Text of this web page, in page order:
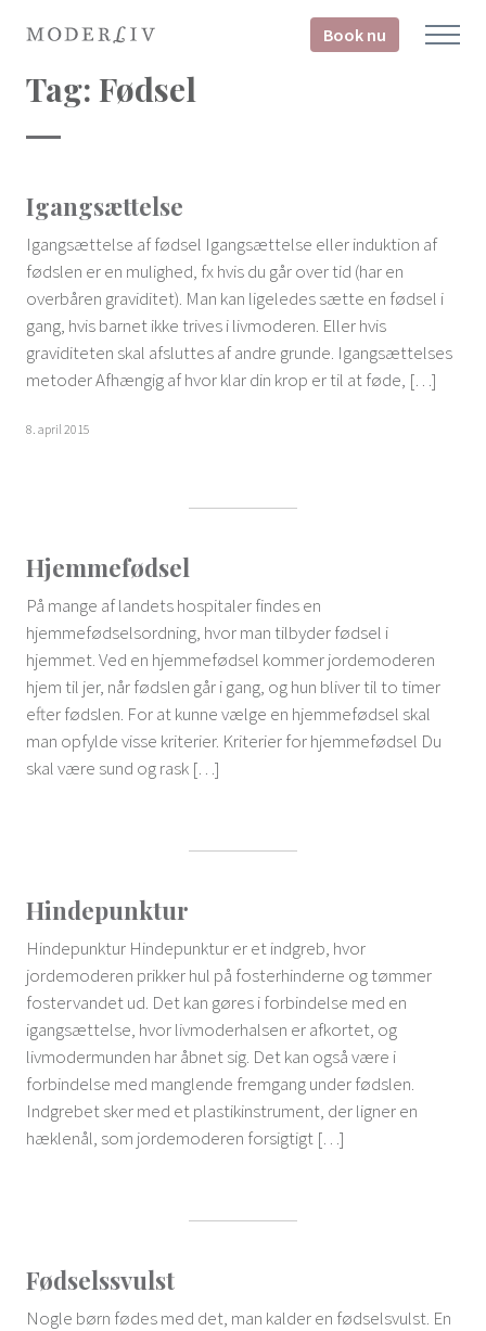
Book nu
Tag: Fødsel
Igangsættelse
Igangsættelse af fødsel Igangsættelse eller induktion af
fødslen er en mulighed, fx hvis du går over tid (har en
overbåren graviditet). Man kan ligeledes sætte en fødsel i
gang, hvis barnet ikke trives i livmoderen. Eller hvis
graviditeten skal afsluttes af andre grunde. Igangsættelses
metoder Afhængig af hvor klar din krop er til at føde, […]
8. april 2015
Hjemmefødsel
På mange af landets hospitaler findes en
hjemmefødselsordning, hvor man tilbyder fødsel i
hjemmet. Ved en hjemmefødsel kommer jordemoderen
hjem til jer, når fødslen går i gang, og hun bliver til to timer
efter fødslen. For at kunne vælge en hjemmefødsel skal
man opfylde visse kriterier. Kriterier for hjemmefødsel Du
skal være sund og rask […]
Hindepunktur
Hindepunktur Hindepunktur er et indgreb, hvor
jordemoderen prikker hul på fosterhinderne og tømmer
fostervandet ud. Det kan gøres i forbindelse med en
igangsættelse, hvor livmoderhalsen er afkortet, og
livmodermunden har åbnet sig. Det kan også være i
forbindelse med manglende fremgang under fødslen.
Indgrebet sker med et plastikinstrument, der ligner en
hæklenål, som jordemoderen forsigtigt […]
Fødselssvulst
Nogle børn fødes med det, man kalder en fødselsvulst. En